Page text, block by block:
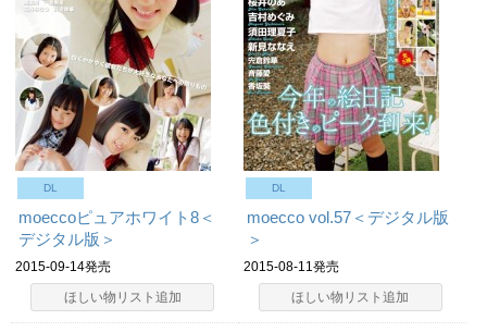
DL
moeccoピュアホワイト8＜
デジタル版＞
2015-09-14発売
ほしい物リスト追加
DL
moecco vol.57＜デジタル版
＞
2015-08-11発売
ほしい物リスト追加